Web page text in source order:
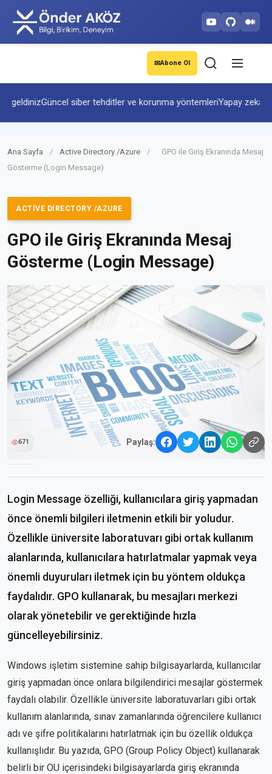
✉Abone Ol
Güncel siber tehditler ve korunma yöntemleriYapay zekâ ve
Ana Sayfa / Active Directory /Azure /
GPO ile Giriş Ekranında Mesaj
Gösterme (Login Message)
ACTIVE DIRECTORY /AZURE
GPO ile Giriş Ekranında Mesaj
Gösterme (Login Message)
671 Paylaş:
Login Message özelliği, kullanıcılara giriş yapmadan
önce önemli bilgileri iletmenin etkili bir yoludur.
Özellikle üniversite laboratuvarı gibi ortak kullanım
alanlarında, kullanıcılara hatırlatmalar yapmak veya
önemli duyuruları iletmek için bu yöntem oldukça
faydalıdır. GPO kullanarak, bu mesajları merkezi
olarak yönetebilir ve gerektiğinde hızla
güncelleyebilirsiniz.
Windows işletim sistemine sahip bilgisayarlarda, kullanıcılar
giriş yapmadan önce onlara bilgilendirici mesajlar göstermek
faydalı olabilir. Özellikle üniversite laboratuvarları gibi ortak
kullanım alanlarında, sınav zamanlarında öğrencilere kullanıcı
adı ve şifre politikalarını hatırlatmak için bu özellik oldukça
kullanışlıdır. Bu yazıda, GPO (Group Policy Object) kullanarak
belirli bir OU içerisindeki bilgisayarlarda giriş ekranında